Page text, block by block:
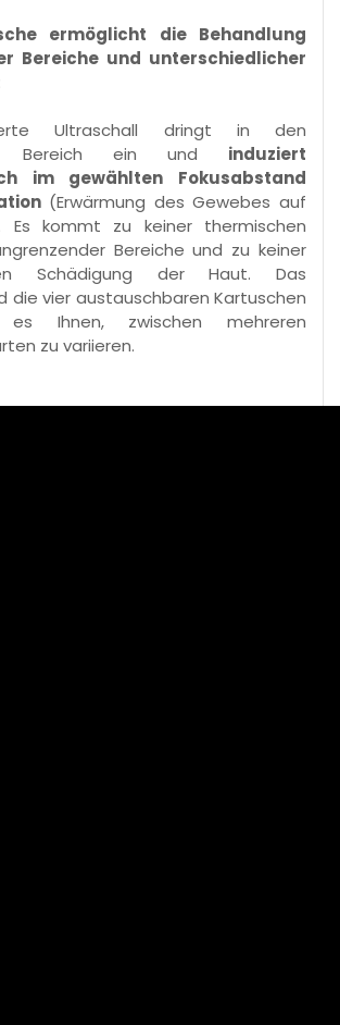
ermöglicht die Behandlung
Bereiche und unterschiedlicher
Ultraschall dringt in den
Bereich ein und induziert
im gewählten Fokusabstand
(Erwärmung des Gewebes auf
Es kommt zu keiner thermischen
Bereiche und zu keiner
Schädigung der Haut. Das
die vier austauschbaren Kartuschen
es Ihnen, zwischen mehreren
zu variieren.